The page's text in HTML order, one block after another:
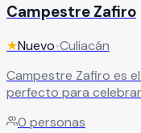
Campestre Zafiro
★Nuevo•Culiacán
Campestre Zafiro es
perfecto para
momentos inolvidables
0 personas